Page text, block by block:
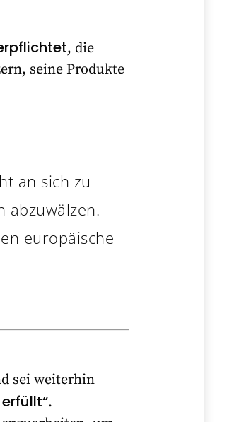
, die
seine Produkte
an sich zu
abzuwälzen.
europäische
sei weiterhin
.